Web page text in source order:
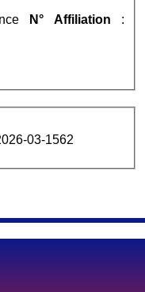
N° Affiliation :
03-1562